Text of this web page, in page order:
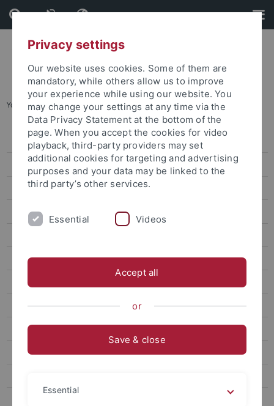
Skip
to
content
Skip
to
footer
You are here: Home ... E02| Viri Absentes
Information
Scientific Profile
Projects
Diagnose – Praxis (E)
E02| Viri Absentes
E06| Stadtteile
Mobilisierung (F)
Reflexion (G)
Privacy settings
Our website uses cookies. Some of them are
mandatory, while others allow us to improve
your experience while using our website. You
may change your settings at any time via the
Data Privacy Statement at the bottom of the
page. When you accept the cookies for video
playback, third-party providers may set
additional cookies for targeting and advertising
purposes and your data may be linked to the
third party’s other services.
Essential Videos
Accept all
or
Save & close
Essential